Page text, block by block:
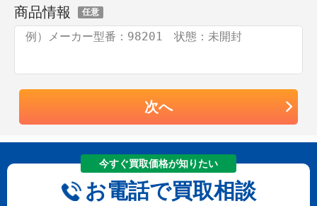
商品情報 任意
次へ
今すぐ買取価格が知りたい
お電話で買取相談